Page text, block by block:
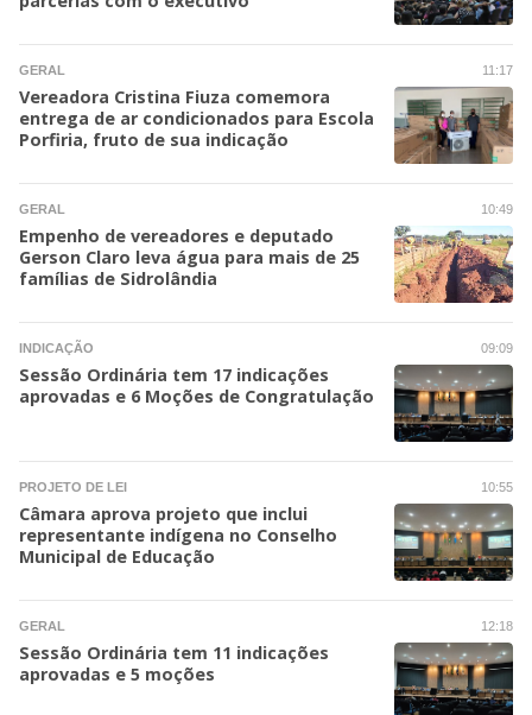
11:17
GERAL
Vereadora Cristina Fiuza comemora
entrega de ar condicionados para Escola
Porfiria, fruto de sua indicação
10:49
GERAL
Empenho de vereadores e deputado
Gerson Claro leva água para mais de 25
famílias de Sidrolândia
09:09
INDICAÇÃO
Sessão Ordinária tem 17 indicações
aprovadas e 6 Moções de Congratulação
10:55
PROJETO DE LEI
Câmara aprova projeto que inclui
representante indígena no Conselho
Municipal de Educação
12:18
GERAL
Sessão Ordinária tem 11 indicações
aprovadas e 5 moções